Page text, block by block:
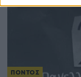
ΠΟΝΤΟΣ